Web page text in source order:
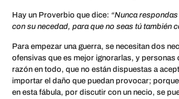
Hay un Proverbio que dice: “Nunca
con su necedad, para que no seas tú también
Para empezar una guerra, se necesitan dos
ofensivas que es mejor ignorarlas, y personas
razón en todo, que no están dispuestas a
importar el daño que puedan provocar;
en esta fábula, por discutir con un necio, se